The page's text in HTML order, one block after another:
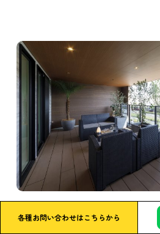
浜松 提携ショールーム
各種お問い合わせはこちらから